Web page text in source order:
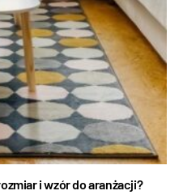
i wzór do aranżacji?